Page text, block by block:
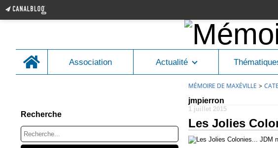
Home
Association
Actualité
Recherche
MÉMOIRE DE MAXÉVILLE >
jmpierron
1 juillet 2015
Les Jolies